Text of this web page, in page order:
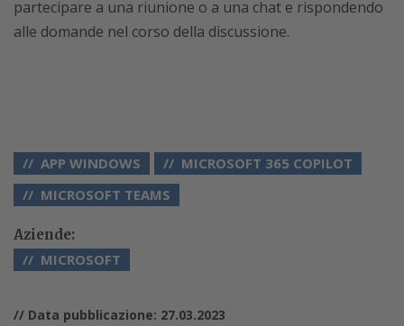
partecipare a una riunione o a una chat e rispondendo
alle domande nel corso della discussione.
APP WINDOWS
MICROSOFT 365 COPILOT
MICROSOFT TEAMS
Aziende:
MICROSOFT
// Data pubblicazione: 27.03.2023